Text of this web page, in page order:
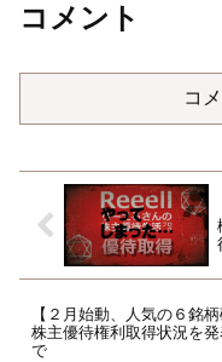
コメント
コ
【２月始動、人気の６銘
株主優待権利取得状況を発
で